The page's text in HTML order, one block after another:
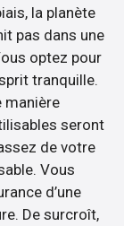
la planète
pas dans une
optez pour
tranquille.
manière
seront
de votre
Vous
d’une
De surcroît,